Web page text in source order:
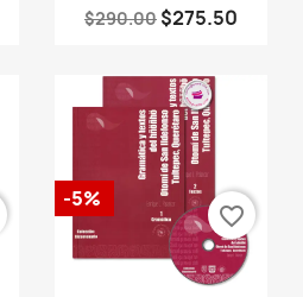
$290.00 $275.50
-5%
favorite_border